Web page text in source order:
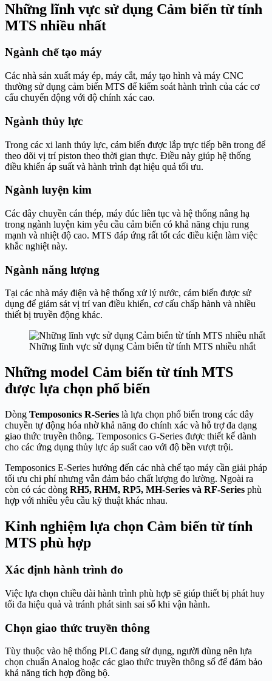
Những lĩnh vực sử dụng Cảm biến từ tính
MTS nhiều nhất
Ngành chế tạo máy
Các nhà sản xuất máy ép, máy cắt, máy tạo hình và máy CNC
thường sử dụng cảm biến MTS để kiểm soát hành trình của các cơ
cấu chuyển động với độ chính xác cao.
Ngành thủy lực
Trong các xi lanh thủy lực, cảm biến được lắp trực tiếp bên trong để
theo dõi vị trí piston theo thời gian thực. Điều này giúp hệ thống
điều khiển áp suất và hành trình đạt hiệu quả tối ưu.
Ngành luyện kim
Các dây chuyền cán thép, máy đúc liên tục và hệ thống nâng hạ
trong ngành luyện kim yêu cầu cảm biến có khả năng chịu rung
mạnh và nhiệt độ cao. MTS đáp ứng rất tốt các điều kiện làm việc
khắc nghiệt này.
Ngành năng lượng
Tại các nhà máy điện và hệ thống xử lý nước, cảm biến được sử
dụng để giám sát vị trí van điều khiển, cơ cấu chấp hành và nhiều
thiết bị truyền động khác.
Những lĩnh vực sử dụng Cảm biến từ tính MTS nhiều nhất
Những model Cảm biến từ tính MTS
được lựa chọn phổ biến
Dòng Temposonics R-Series là lựa chọn phổ biến trong các dây
chuyền tự động hóa nhờ khả năng đo chính xác và hỗ trợ đa dạng
giao thức truyền thông. Temposonics G-Series được thiết kế dành
cho các ứng dụng thủy lực áp suất cao với độ bền vượt trội.
Temposonics E-Series hướng đến các nhà chế tạo máy cần giải pháp
tối ưu chi phí nhưng vẫn đảm bảo chất lượng đo lường. Ngoài ra
còn có các dòng RH5, RHM, RP5, MH-Series và RF-Series phù
hợp với nhiều yêu cầu kỹ thuật khác nhau.
Kinh nghiệm lựa chọn Cảm biến từ tính
MTS phù hợp
Xác định hành trình đo
Việc lựa chọn chiều dài hành trình phù hợp sẽ giúp thiết bị phát huy
tối đa hiệu quả và tránh phát sinh sai số khi vận hành.
Chọn giao thức truyền thông
Tùy thuộc vào hệ thống PLC đang sử dụng, người dùng nên lựa
chọn chuẩn Analog hoặc các giao thức truyền thông số để đảm bảo
khả năng tích hợp đồng bộ.